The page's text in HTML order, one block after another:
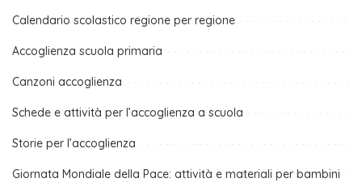
Calendario scolastico regione per regione
Accoglienza scuola primaria
Canzoni accoglienza
Schede e attività per l’accoglienza a scuola
Storie per l’accoglienza
Giornata Mondiale della Pace: attività e materiali per bambini